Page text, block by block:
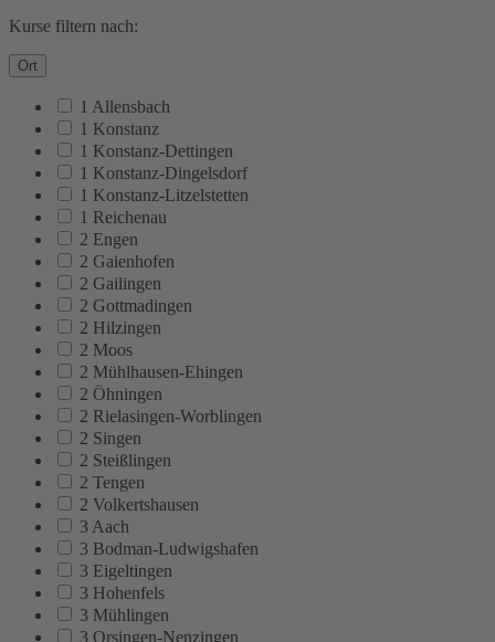
Kurse filtern nach:
Ort
1 Allensbach
1 Konstanz
1 Konstanz-Dettingen
1 Konstanz-Dingelsdorf
1 Konstanz-Litzelstetten
1 Reichenau
2 Engen
2 Gaienhofen
2 Gailingen
2 Gottmadingen
2 Hilzingen
2 Moos
2 Mühlhausen-Ehingen
2 Öhningen
2 Rielasingen-Worblingen
2 Singen
2 Steißlingen
2 Tengen
2 Volkertshausen
3 Aach
3 Bodman-Ludwigshafen
3 Eigeltingen
3 Hohenfels
3 Mühlingen
3 Orsingen-Nenzingen